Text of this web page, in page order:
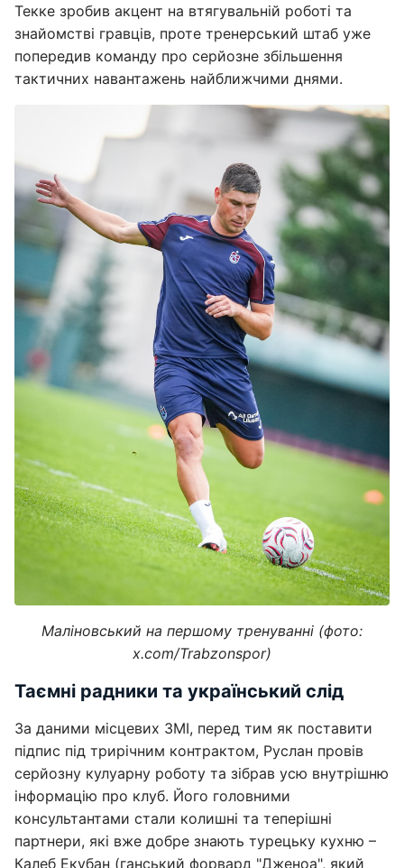
Текке зробив акцент на втягувальній роботі та
знайомстві гравців, проте тренерський штаб уже
попередив команду про серйозне збільшення
тактичних навантажень найближчими днями.
Маліновський на першому тренуванні (фото:
x.com/Trabzonspor)
Таємні радники та український слід
За даними місцевих ЗМІ, перед тим як поставити
підпис під трирічним контрактом, Руслан провів
серйозну кулуарну роботу та зібрав усю внутрішню
інформацію про клуб. Його головними
консультантами стали колишні та теперішні
партнери, які вже добре знають турецьку кухню –
Калеб Екубан (ганський форвард "Дженоа", який